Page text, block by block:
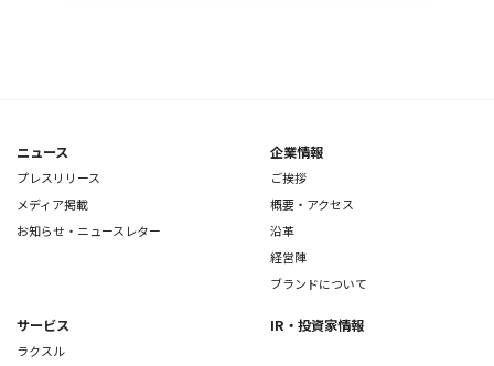
ニュース
プレスリリース
メディア掲載
お知らせ・ニュースレター
企業情報
ご挨拶
概要・アクセス
沿革
経営陣
ブランドについて
サービス
ラクスル
IR・投資家情報